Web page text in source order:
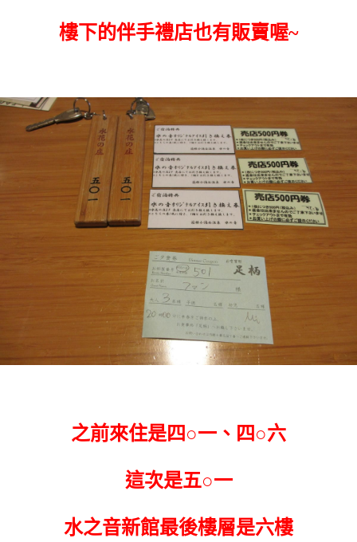
樓下的伴手禮店也有販賣喔~
之前來住是四○一、四○六
這次是五○一
水之音新館最後樓層是六樓